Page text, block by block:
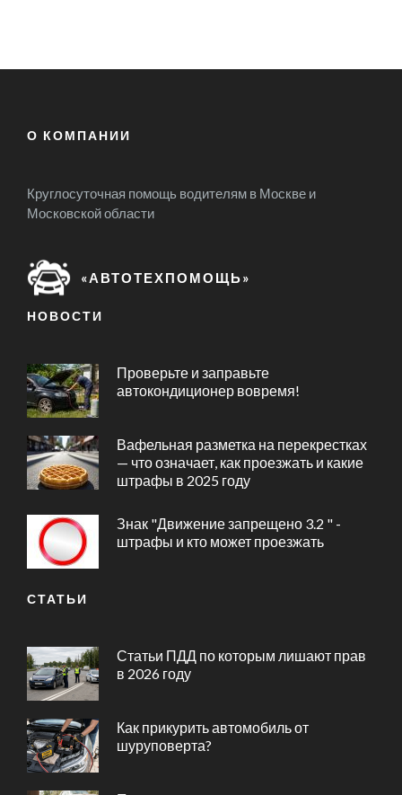
О КОМПАНИИ
Круглосуточная помощь водителям в Москве и
Московской области
«АВТОТЕХПОМОЩЬ»
НОВОСТИ
Проверьте и заправьте
автокондиционер вовремя!
Вафельная разметка на перекрестках
— что означает, как проезжать и какие
штрафы в 2025 году
Знак "Движение запрещено 3.2 " -
штрафы и кто может проезжать
СТАТЬИ
Статьи ПДД по которым лишают прав
в 2026 году
Как прикурить автомобиль от
шуруповерта?